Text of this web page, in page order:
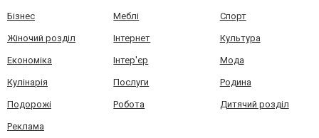
Бізнес Меблі Спорт
Жіночий розділ Інтернет Культура
Економіка Інтер'єр Мода
Кулінарія Послуги Родина
Подорожі Робота Дитячий розділ
Реклама